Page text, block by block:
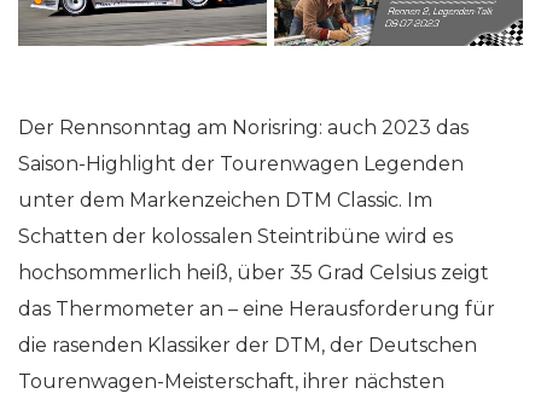
Der Rennsonntag am Norisring: auch 2023 das
Saison-Highlight der Tourenwagen Legenden
unter dem Markenzeichen DTM Classic. Im
Schatten der kolossalen Steintribüne wird es
hochsommerlich heiß, über 35 Grad Celsius zeigt
das Thermometer an – eine Herausforderung für
die rasenden Klassiker der DTM, der Deutschen
Tourenwagen-Meisterschaft, ihrer nächsten